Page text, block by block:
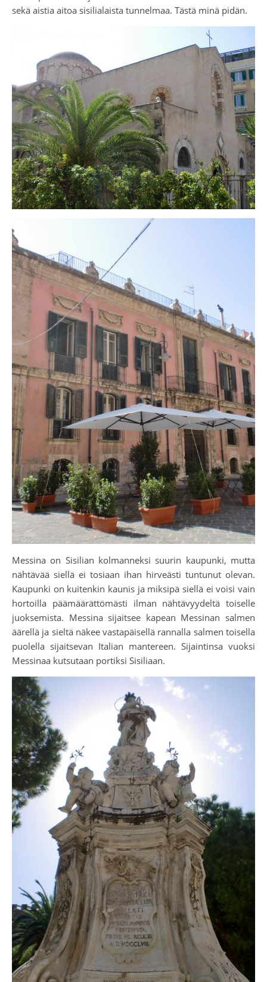
sekä aistia aitoa sisilialaista tunnelmaa. Tästä minä pidän.
Messina on Sisilian kolmanneksi suurin kaupunki, mutta
nähtävää siellä ei tosiaan ihan hirveästi tuntunut olevan.
Kaupunki on kuitenkin kaunis ja miksipä siellä ei voisi vain
hortoilla päämäärättömästi ilman nähtävyydeltä toiselle
juoksemista. Messina sijaitsee kapean Messinan salmen
äärellä ja sieltä näkee vastapäisellä rannalla salmen toisella
puolella sijaitsevan Italian mantereen. Sijaintinsa vuoksi
Messinaa kutsutaan portiksi Sisiliaan.